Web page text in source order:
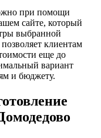
при помощи
сайте, который
выбранной
клиентам
еще до
вариант
и бюджету.